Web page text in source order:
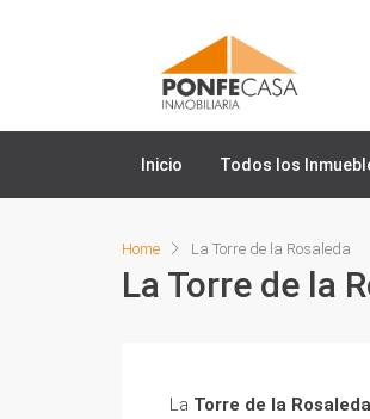
Inicio Todos los
Home La Torre de la Rosaleda
La Torre de la
La Torre de la Rosaleda